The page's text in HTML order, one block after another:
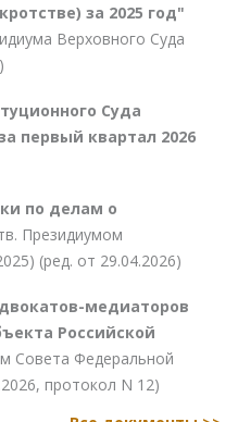
за 2025 год"
Верховного Суда
Суда
первый квартал 2026
по делам о
Президиумом
(ред. от 29.04.2026)
медиаторов
Российской
Совета Федеральной
протокол N 12)